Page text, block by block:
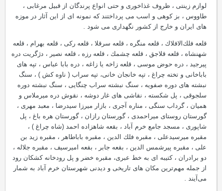
لوازم زینتی ، ظروف غذاخوری و حتی انواع پرندگان از قبیل مرغابی ،
طاووس ، بز كوهی و اسب می پرداختند كه نمونه ای از این آثار در موزه
های ایران و خارج از كشور نگهداری می شود .
قلعه فلك‌الافلاك ، قلعه منگره ، قلعه سرقلا ، قلعه ركی ، قلعه بهرام ، قلعه
شهنشاه ، قلعه قلاجق ، قلعه چشمك ، قلعه رزه ، قلعه نصیر ، دژگریت دره
پیرجید ، دره حوض موسی ، قلعه زاخه یا زاغه ، دره بابا عباس ، تپه های
باباخانی و تخته چراغ ، تپه خانجان خانی، تپه سراب ( ناوه كش ) ، سنگ
نبشته های دوره صفویه ، سنگ نبشته سراب چنگایی ، سنگ نبشته دوره
سلجوقی ، پل شکسته ، نقاشی های غار دوشه ، نقوش دره میرملاس و
همیان ، گرداب سنگی ، مناره آجری ، بازار میرزا سیدرضا ، معبد مهری ،
گورستان روستای میراحمدی ، گورستان رازان ، گورستان هره باغ ، پل
شاپوری ، مسجد جامع خرم آباد ، بقعه شاهزاده احمد (شاه چراغ ) ،
مقبره میرسیدعلی ، مقبره فلك الدین ، مقبره باباطاهر ، مقبره زید بن
علی ، مقبره پیرشمس الدین ، بقعه جابر ، بقعه امیرسیف ، مقبره جلاله ،
دو برادران ، كتیبه ای به خط عبری، مقبره خضر و پل رودخانه کشکان رود
از جمله مهم‌ترین مكان های تاریخی و دیدنی شهرستان خرم آباد به شمار
می‌آیند .